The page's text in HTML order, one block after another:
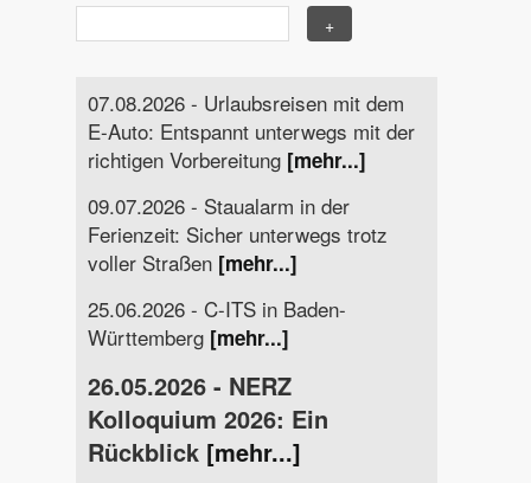
07.08.2026 - Urlaubsreisen mit dem
E-Auto: Entspannt unterwegs mit der
richtigen Vorbereitung [mehr...]
09.07.2026 - Staualarm in der
Ferienzeit: Sicher unterwegs trotz
voller Straßen [mehr...]
25.06.2026 - C-ITS in Baden-
Württemberg [mehr...]
26.05.2026 - NERZ
Kolloquium 2026: Ein
Rückblick [mehr...]